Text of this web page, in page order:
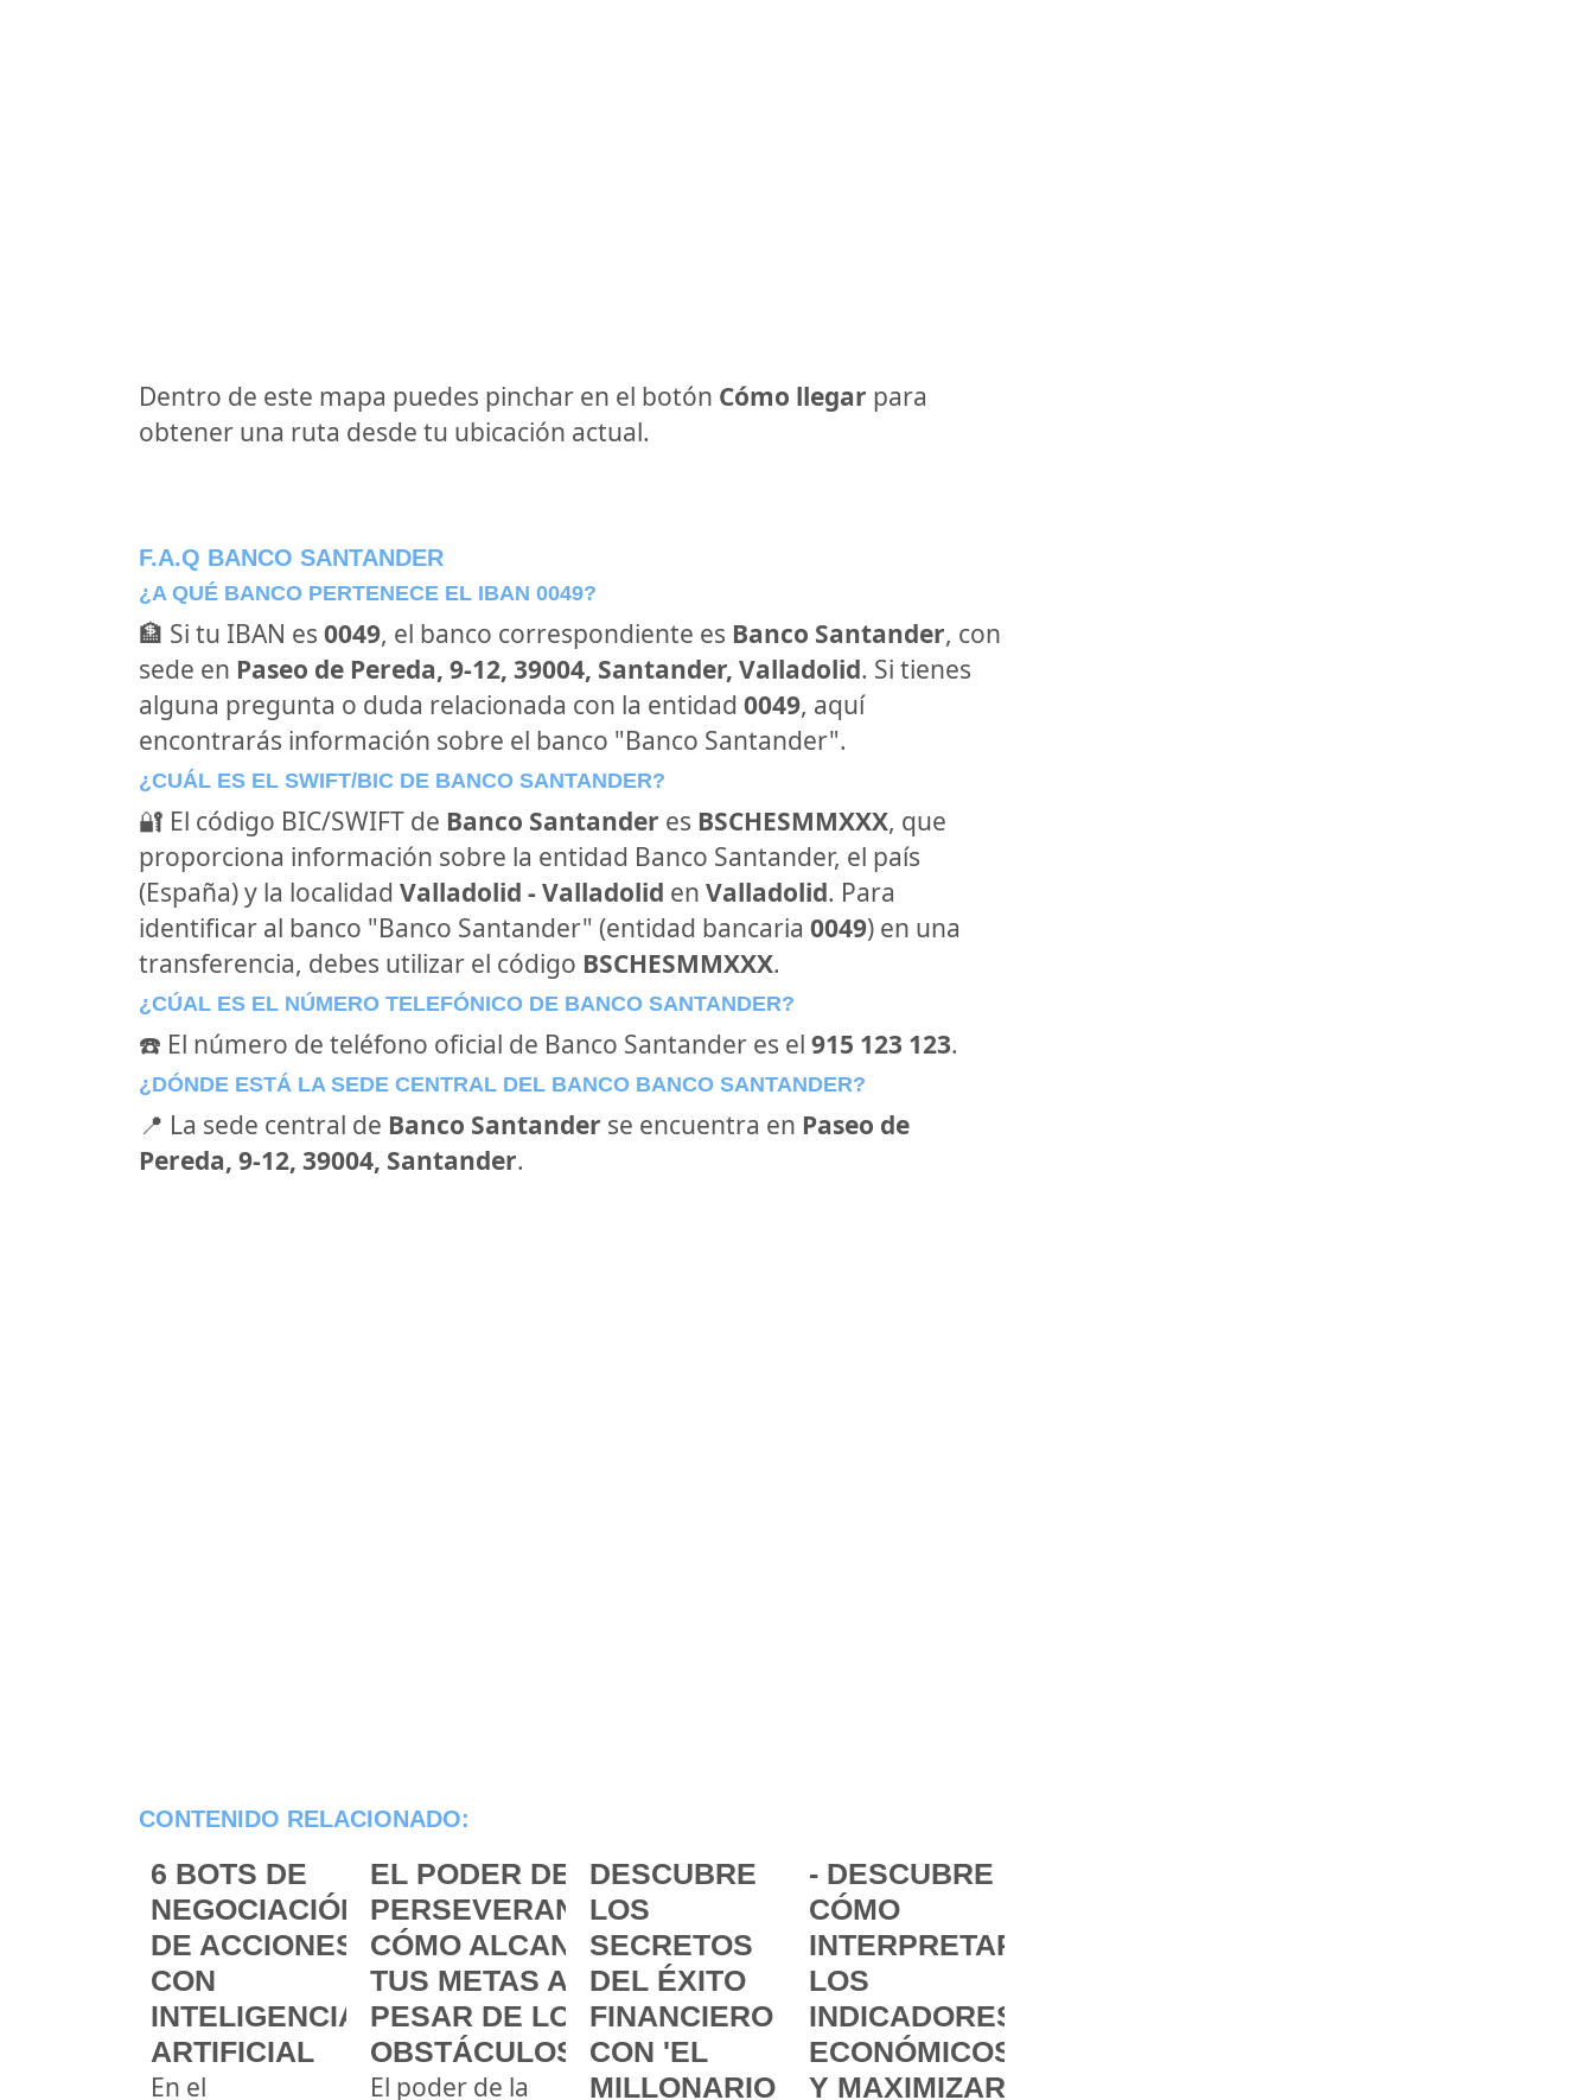
Dentro de este mapa puedes pinchar en el botón Cómo llegar para
obtener una ruta desde tu ubicación actual.
F.A.Q BANCO SANTANDER
¿A QUÉ BANCO PERTENECE EL IBAN 0049?
🏦 Si tu IBAN es 0049, el banco correspondiente es Banco Santander, con
sede en Paseo de Pereda, 9-12, 39004, Santander, Valladolid. Si tienes
alguna pregunta o duda relacionada con la entidad 0049, aquí
encontrarás información sobre el banco "Banco Santander".
¿CUÁL ES EL SWIFT/BIC DE BANCO SANTANDER?
🔐 El código BIC/SWIFT de Banco Santander es BSCHESMMXXX, que
proporciona información sobre la entidad Banco Santander, el país
(España) y la localidad Valladolid - Valladolid en Valladolid. Para
identificar al banco "Banco Santander" (entidad bancaria 0049) en una
transferencia, debes utilizar el código BSCHESMMXXX.
¿CÚAL ES EL NÚMERO TELEFÓNICO DE BANCO SANTANDER?
☎️ El número de teléfono oficial de Banco Santander es el 915 123 123.
¿DÓNDE ESTÁ LA SEDE CENTRAL DEL BANCO BANCO SANTANDER?
📍 La sede central de Banco Santander se encuentra en Paseo de
Pereda, 9-12, 39004, Santander.
CONTENIDO RELACIONADO:
6 BOTS DE
NEGOCIACIÓN
DE ACCIONES
CON
INTELIGENCIA
ARTIFICIAL
En el
EL PODER DE LA
PERSEVERANCIA:
CÓMO ALCANZAR
TUS METAS A
PESAR DE LOS
OBSTÁCULOS
El poder de la
DESCUBRE
LOS
SECRETOS
DEL ÉXITO
FINANCIERO
CON 'EL
MILLONARIO
- DESCUBRE
CÓMO
INTERPRETAR
LOS
INDICADORES
ECONÓMICOS
Y MAXIMIZAR